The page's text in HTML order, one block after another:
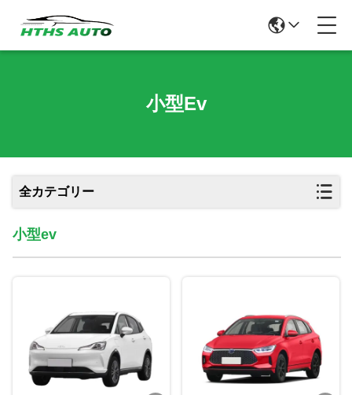
小型ev
全カテゴリー
小型ev